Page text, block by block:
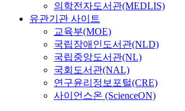
의학전자도서관(MEDLIS)
유관기관 사이트
교육부(MOE)
국립장애인도서관(NLD)
국립중앙도서관(NL)
국회도서관(NAL)
연구윤리정보포털(CRE)
사이언스온 (ScienceON)